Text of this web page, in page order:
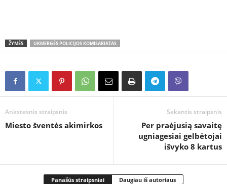
ŽYMĖS UKMERGĖS POLICIJOS KOMISARIATAS
Ankstesnis straipsnis
Miesto šventės akimirkos
Sekantis straipsnis
Per praėjusią savaitę
ugniagesiai gelbėtojai
išvyko 8 kartus
Panašūs straipsniai Daugiau iš autoriaus